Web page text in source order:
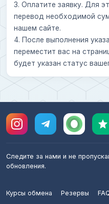
3. Оплатите заявку. Для
перевод необходимой
нашем сайте.
4. После выполнения
переместит вас на
будет указан статус
Следите за нами и не
обновления.
Курсы обмена Резервы